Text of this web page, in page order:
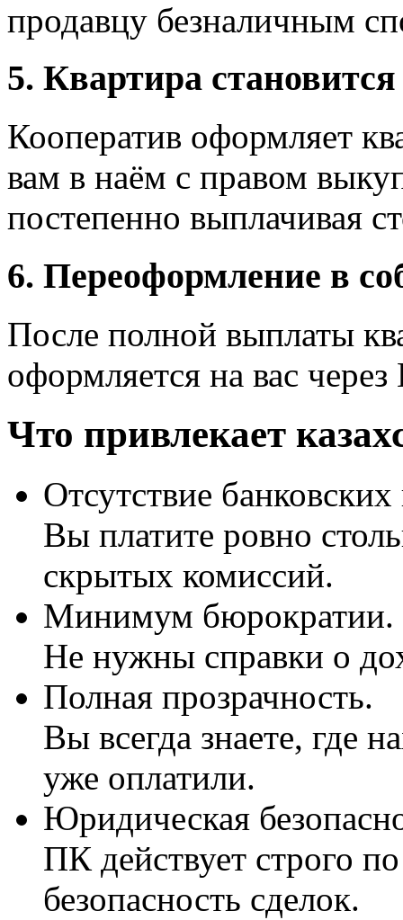
продавцу безналичным
5. Квартира
Кооператив оформляет
вам в наём с правом
постепенно выплачивая
6. Переоформление в
После полной выплаты
оформляется на вас
Что привлекает
Отсутствие
Вы платите ровно
скрытых комиссий.
Минимум бюрократии.
Не нужны справки о
Полная прозрачность.
Вы всегда знаете, где
уже оплатили.
Юридическая
ПК действует строго
безопасность сделок.